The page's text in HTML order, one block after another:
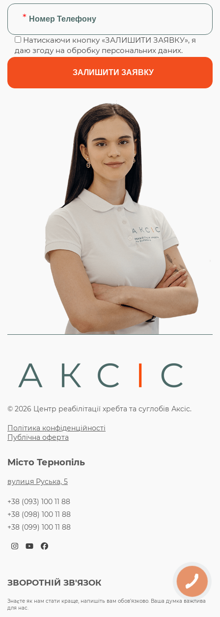
Натискаючи кнопку «ЗАЛИШИТИ ЗАЯВКУ», я
даю згоду на обробку персональних даних.
© 2026 Центр реабілітації хребта та суглобів Аксіс.
Політика конфіденційності
Публічна оферта
Місто Тернопіль
вулиця Руська, 5
+38 (093) 100 11 88
+38 (098) 100 11 88
+38 (099) 100 11 88
Instagram
YouTubeFacebook
ЗВОРОТНІЙ ЗВ'ЯЗОК
Знаєте як нам стати краще, напишіть вам обов’язково. Ваша думка важлива
для нас.